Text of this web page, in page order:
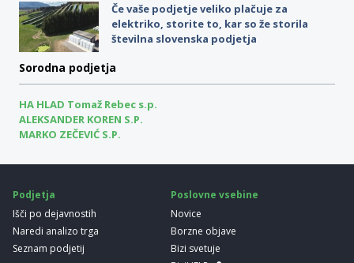
Če vaše podjetje veliko plačuje za
elektriko, storite to, kar so že storila
številna slovenska podjetja
Sorodna podjetja
HA HLAD Tomaž Rebec s.p.
ALEKSANDER KOREN S.P.
MARKO ZEČEVIĆ S.P.
Podjetja
Išči po dejavnostih
Naredi analizo trga
Seznam podjetij
Poslovne vsebine
Novice
Borzne objave
Bizi svetuje